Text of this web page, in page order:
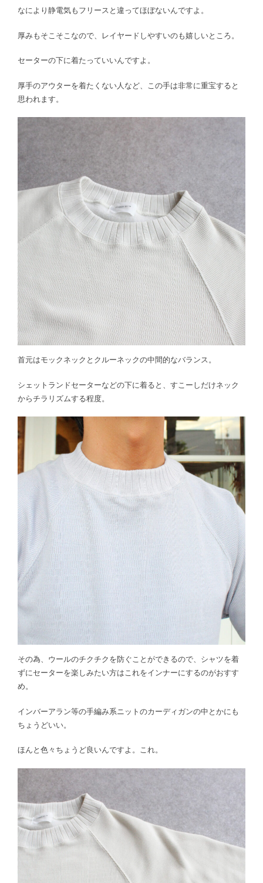
なにより静電気もフリースと違ってほぼないんですよ。
厚みもそこそこなので、レイヤードしやすいのも嬉しいところ。
セーターの下に着たっていいんですよ。
厚手のアウターを着たくない人など、この手は非常に重宝すると
思われます。
首元はモックネックとクルーネックの中間的なバランス。
シェットランドセーターなどの下に着ると、すこーしだけネック
からチラリズムする程度。
その為、ウールのチクチクを防ぐことができるので、シャツを着
ずにセーターを楽しみたい方はこれをインナーにするのがおすす
め。
インバーアラン等の手編み系ニットのカーディガンの中とかにも
ちょうどいい。
ほんと色々ちょうど良いんですよ。これ。